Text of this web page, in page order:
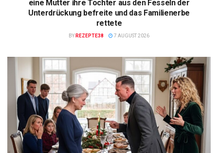
eine Mutter ihre Tochter aus den Fesseln der
Unterdrückung befreite und das Familienerbe
rettete
BY REZEPTE38 7 AUGUST 2026